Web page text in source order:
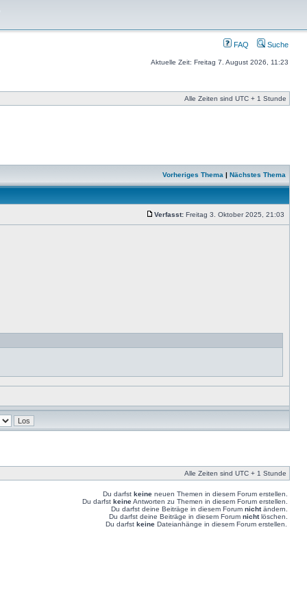
FAQ Suche
Aktuelle Zeit: Freitag 7. August 2026, 11:23
Alle Zeiten sind UTC + 1 Stunde
Vorheriges Thema | Nächstes Thema
Verfasst: Freitag 3. Oktober 2025, 21:03
Alle Zeiten sind UTC + 1 Stunde
Du darfst keine neuen Themen in diesem Forum erstellen.
Du darfst keineAntworten zu Themen in diesem Forum erstellen.
Du darfst deine Beiträge in diesem Forum nichtändern.
Du darfst deine Beiträge in diesem Forum nichtlöschen.
Du darfst keine Dateianhänge in diesem Forum erstellen.